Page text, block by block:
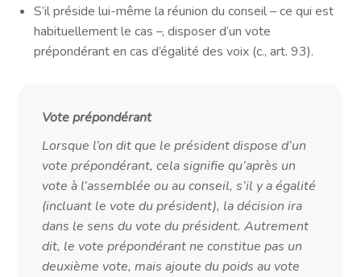
S’il préside lui-même la réunion du conseil – ce qui est
habituellement le cas –, disposer d’un vote
prépondérant en cas d’égalité des voix (c., art. 93).
Vote prépondérant
Lorsque l’on dit que le président dispose d’un
vote prépondérant, cela signifie qu’après un
vote à l’assemblée ou au conseil, s’il y a égalité
(incluant le vote du président), la décision ira
dans le sens du vote du président. Autrement
dit, le vote prépondérant ne constitue pas un
deuxième vote, mais ajoute du poids au vote